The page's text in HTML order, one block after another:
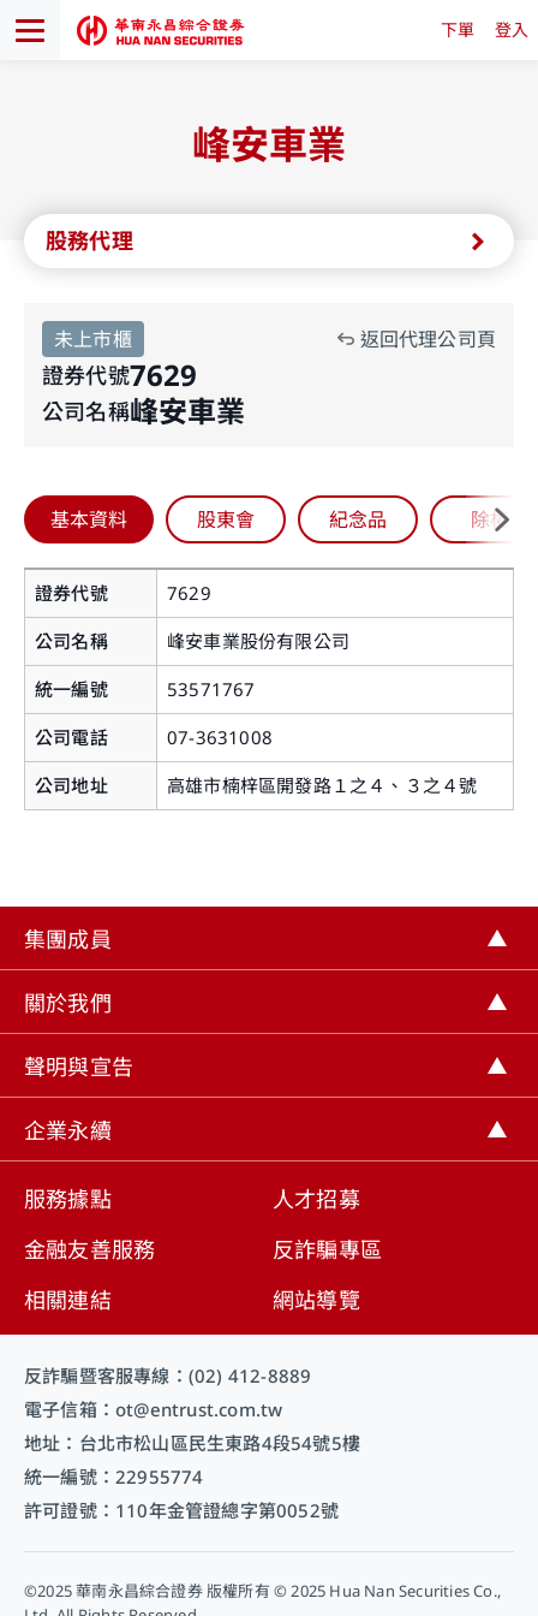
下單 登入
峰安車業
股務代理
未上市櫃
證券代號7629
公司名稱峰安車業
返回代理公司頁
基本資料 股東會 紀念品 除權
證券代號
7629
公司名稱
峰安車業股份有限公司
統一編號
53571767
公司電話
07-3631008
公司地址
高雄市楠梓區開發路１之４、３之４號
集團成員
關於我們
聲明與宣告
企業永續
服務據點
人才招募
金融友善服務
反詐騙專區
相關連結
網站導覽
反詐騙暨客服專線：(02) 412-8889
電子信箱：ot@entrust.com.tw
地址：台北市松山區民生東路4段54號5樓
統一編號：22955774
許可證號：110年金管證總字第0052號
©2025 華南永昌綜合證券 版權所有 © 2025 Hua Nan Securities Co.,
您即將離開華南永昌證券官網
之個人資料皆不適用本公司隱私權聲明之涵蓋範
圍。